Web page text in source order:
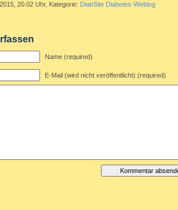
20.02 Uhr, Kategorie: DiabSite Diabetes-Weblog
Name (required)
E-Mail (wird nicht veröffentlicht) (required)